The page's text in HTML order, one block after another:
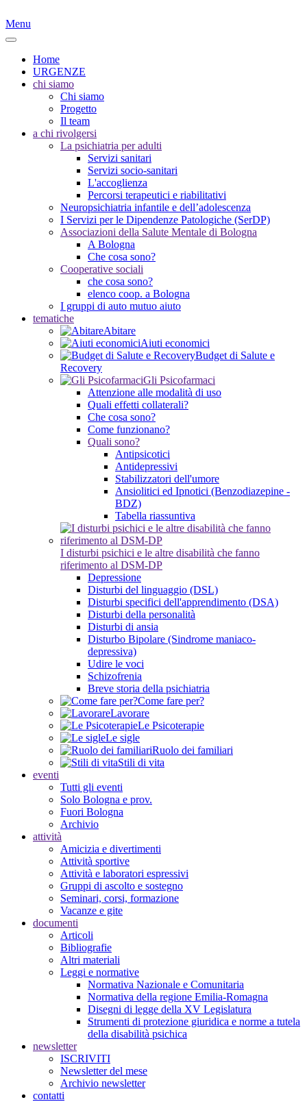
Menu
Home
URGENZE
chi siamo
Chi siamo
Progetto
Il team
a chi rivolgersi
La psichiatria per adulti
Servizi sanitari
Servizi socio-sanitari
L'accoglienza
Percorsi terapeutici e riabilitativi
Neuropsichiatria infantile e dell’adolescenza
I Servizi per le Dipendenze Patologiche (SerDP)
Associazioni della Salute Mentale di Bologna
A Bologna
Che cosa sono?
Cooperative sociali
che cosa sono?
elenco coop. a Bologna
I gruppi di auto mutuo aiuto
tematiche
Abitare
Aiuti economici
Budget di Salute e
Recovery
Gli Psicofarmaci
Attenzione alle modalità di uso
Quali effetti collaterali?
Che cosa sono?
Come funzionano?
Quali sono?
Antipsicotici
Antidepressivi
Stabilizzatori dell'umore
Ansiolitici ed Ipnotici (Benzodiazepine -
BDZ)
Tabella riassuntiva
I disturbi psichici e le altre disabilità che fanno
riferimento al DSM-DP
Depressione
Disturbi del linguaggio (DSL)
Disturbi specifici dell'apprendimento (DSA)
Disturbi della personalità
Disturbi di ansia
Disturbo Bipolare (Sindrome maniaco-
depressiva)
Udire le voci
Schizofrenia
Breve storia della psichiatria
Come fare per?
Lavorare
Le Psicoterapie
Le sigle
Ruolo dei familiari
Stili di vita
eventi
Tutti gli eventi
Solo Bologna e prov.
Fuori Bologna
Archivio
attività
Amicizia e divertimenti
Attività sportive
Attività e laboratori espressivi
Gruppi di ascolto e sostegno
Seminari, corsi, formazione
Vacanze e gite
documenti
Articoli
Bibliografie
Altri materiali
Leggi e normative
Normativa Nazionale e Comunitaria
Normativa della regione Emilia-Romagna
Disegni di legge della XV Legislatura
Strumenti di protezione giuridica e norme a tutela
della disabilità psichica
newsletter
ISCRIVITI
Newsletter del mese
Archivio newsletter
contatti